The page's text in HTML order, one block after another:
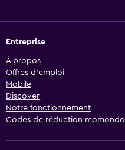
Entreprise
À propos
Offres d’emploi
Mobile
Discover
Notre fonctionnement
Codes de réduction momondo